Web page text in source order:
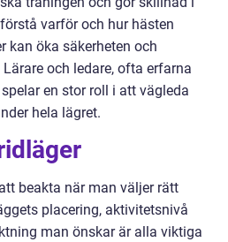
varför och hur hästen
kan öka säkerheten och
och ledare, ofta erfarna
en stor roll i att vägleda
hela lägret.
beakta när man väljer rätt
placering, aktivitetsnivå
man önskar är alla viktiga